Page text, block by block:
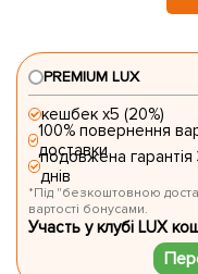
PREMIUM LUX
кешбек х5 (20%)
100% повернення
доставки
подовжена гарантія
днів
*Під "безкоштовною
вартості бонусами.
Участь у клубі LUX